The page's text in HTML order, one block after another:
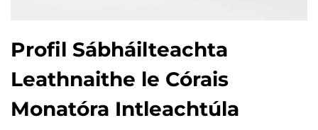
Profil Sábháilteachta
Leathnaithe le Córais
Monatóra Intleachtúla